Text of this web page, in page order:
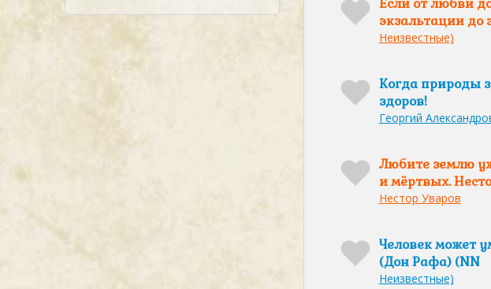
Если от любви
экзальтации до
Неизвестные)
Когда природы
здоров!
Георгий
Любите землю
и мёртвых.
Нестор Уваров
Человек может
(Дон Рафа) (NN
Неизвестные)